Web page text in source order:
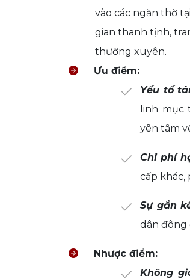
vào các ngăn thờ
gian thanh tịnh,
thường xuyên.
Ưu điểm:
Yếu tố
linh mục
yên tâm
Chi phí
cấp khác,
Sự gắn
dân đông
Nhược điểm:
Không